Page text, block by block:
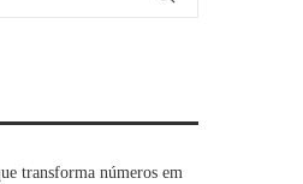
transforma números em